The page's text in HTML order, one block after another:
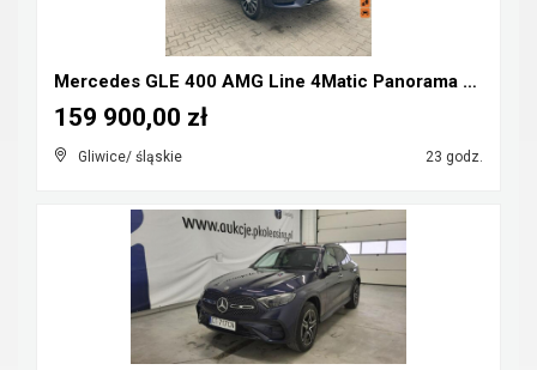
Mercedes GLE 400 AMG Line 4Matic Panorama Pneumaty...
Gliwice/ śląskie 23 godz.
159 900,00 zł